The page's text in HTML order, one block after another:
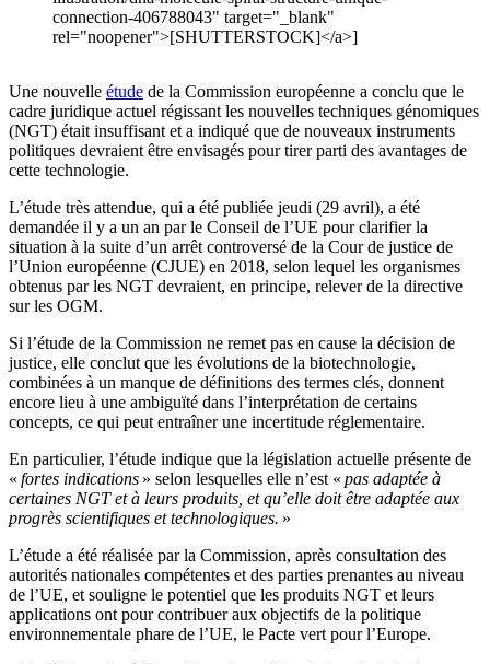
connection-406788043" target="_blank"
rel="noopener">[SHUTTERSTOCK]</a>]
Une nouvelle étude de la Commission européenne a conclu que le
cadre juridique actuel régissant les nouvelles techniques génomiques
(NGT) était insuffisant et a indiqué que de nouveaux instruments
politiques devraient être envisagés pour tirer parti des avantages de
cette technologie.
L’étude très attendue, qui a été publiée jeudi (29 avril), a été
demandée il y a un an par le Conseil de l’UE pour clarifier la
situation à la suite d’un arrêt controversé de la Cour de justice de
l’Union européenne (CJUE) en 2018, selon lequel les organismes
obtenus par les NGT devraient, en principe, relever de la directive
sur les OGM.
Si l’étude de la Commission ne remet pas en cause la décision de
justice, elle conclut que les évolutions de la biotechnologie,
combinées à un manque de définitions des termes clés, donnent
encore lieu à une ambiguïté dans l’interprétation de certains
concepts, ce qui peut entraîner une incertitude réglementaire.
En particulier, l’étude indique que la législation actuelle présente de
« fortes indications » selon lesquelles elle n’est « pas adaptée à
certaines NGT et à leurs produits, et qu’elle doit être adaptée aux
progrès scientifiques et technologiques. »
L’étude a été réalisée par la Commission, après consultation des
autorités nationales compétentes et des parties prenantes au niveau
de l’UE, et souligne le potentiel que les produits NGT et leurs
applications ont pour contribuer aux objectifs de la politique
environnementale phare de l’UE, le Pacte vert pour l’Europe.